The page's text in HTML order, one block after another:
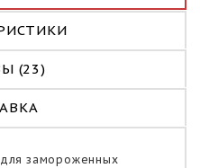
(23)
для замороженных